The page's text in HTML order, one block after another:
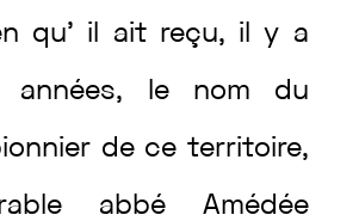
qu’ il ait reçu, ily a
années, le nom du
de ce territoire,
abbé Amédée